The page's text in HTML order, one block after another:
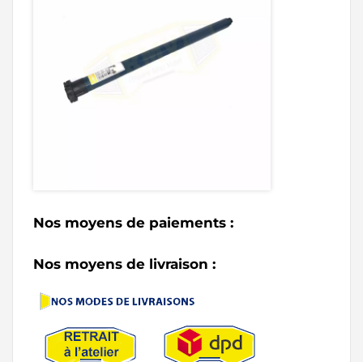
Nos moyens de paiements :
Nos moyens de livraison :